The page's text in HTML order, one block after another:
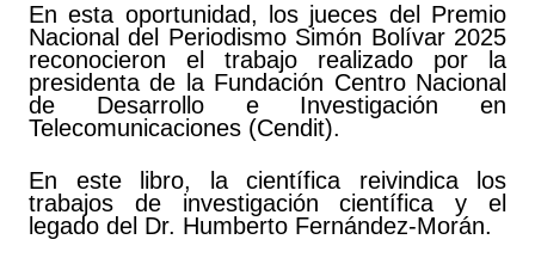
En esta oportunidad, los jueces del Premio
Nacional del Periodismo Simón Bolívar 2025
reconocieron el trabajo realizado por la
presidenta de la Fundación Centro Nacional
de Desarrollo e Investigación en
Telecomunicaciones (Cendit).
En este libro, la científica reivindica los
trabajos de investigación científica y el
legado del Dr. Humberto Fernández-Morán.